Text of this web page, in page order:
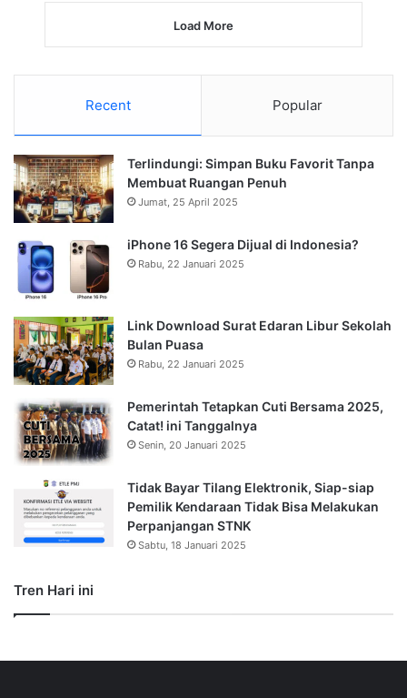
Load More
Recent Popular
Terlindungi: Simpan Buku Favorit Tanpa
Membuat Ruangan Penuh
Jumat, 25 April 2025
iPhone 16 Segera Dijual di Indonesia?
Rabu, 22 Januari 2025
Link Download Surat Edaran Libur Sekolah
Bulan Puasa
Rabu, 22 Januari 2025
Pemerintah Tetapkan Cuti Bersama 2025,
Catat! ini Tanggalnya
Senin, 20 Januari 2025
Tidak Bayar Tilang Elektronik, Siap-siap
Pemilik Kendaraan Tidak Bisa Melakukan
Perpanjangan STNK
Sabtu, 18 Januari 2025
Tren Hari ini